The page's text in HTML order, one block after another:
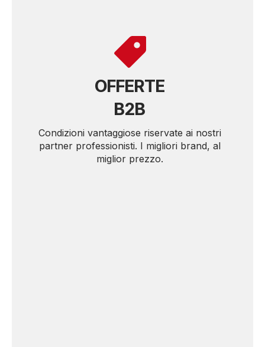
OFFERTE
B2B
Condizioni vantaggiose riservate ai nostri
partner professionisti. I migliori brand, al
miglior prezzo.